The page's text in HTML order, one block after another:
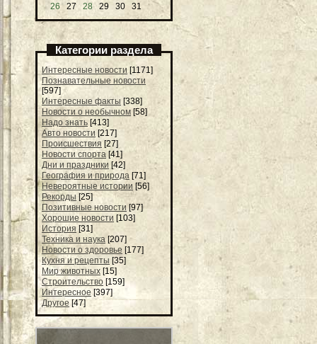
26
27 28 29 30 31
Категории раздела
Интересные новости [1171]
Познавательные новости
[597]
Интересные факты [338]
Новости о необычном [58]
Надо знать [413]
Авто новости [217]
Происшествия [27]
Новости спорта [41]
Дни и праздники [42]
География и природа [71]
Невероятные истории [56]
Рекорды [25]
Позитивные новости [97]
Хорошие новости [103]
История [31]
Техника и наука [207]
Новости о здоровье [177]
Кухня и рецепты [35]
Мир животных [15]
Строительство [159]
Интересное [397]
Другое [47]